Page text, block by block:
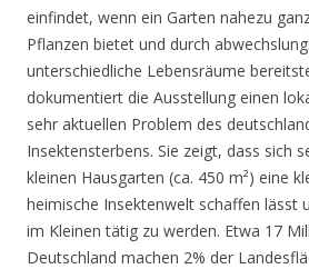
einfindet, wenn ein Garten nahezu
Pflanzen bietet und durch
unterschiedliche Lebensräume
dokumentiert die Ausstellung einen
sehr aktuellen Problem des
Insektensterbens. Sie zeigt, dass sich
kleinen Hausgarten (ca. 450 m²) eine
heimische Insektenwelt schaffen lässt
im Kleinen tätig zu werden. Etwa 17
Deutschland machen 2% der